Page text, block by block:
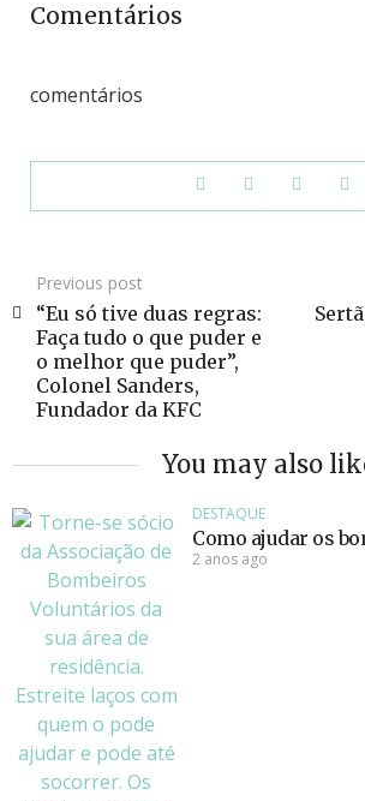
Comentários
comentários
Previous post
“Eu só tive duas regras:
Faça tudo o que puder e
o melhor que puder”,
Colonel Sanders,
Fundador da KFC
You may also
DESTAQUE
Como ajudar os
2 anos ago